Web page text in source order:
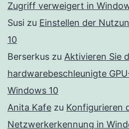
Zugriff verweigert in
Susi zu Einstellen der
10
Berserkus zu Aktivieren Sie
hardwarebeschleunigte
Windows 10
Anita Kafe zu Konfigurieren
Netzwerkerkennung in